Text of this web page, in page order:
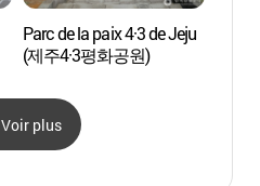
Parc de la paix 4·3 de Jeju
(제주4·3평화공원)
Voir plus